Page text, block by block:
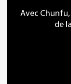
Avec
de